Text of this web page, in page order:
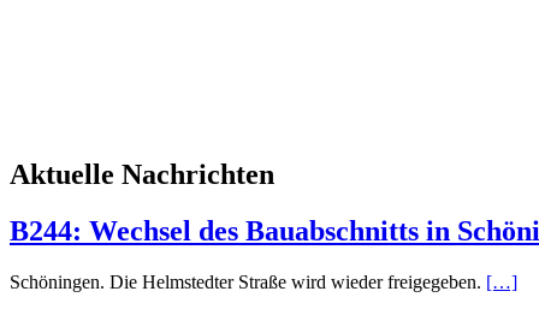
Aktuelle Nachrichten
B244: Wechsel des Bauabschnitts in
Schöningen. Die Helmstedter Straße wird wieder freigegeben. […]